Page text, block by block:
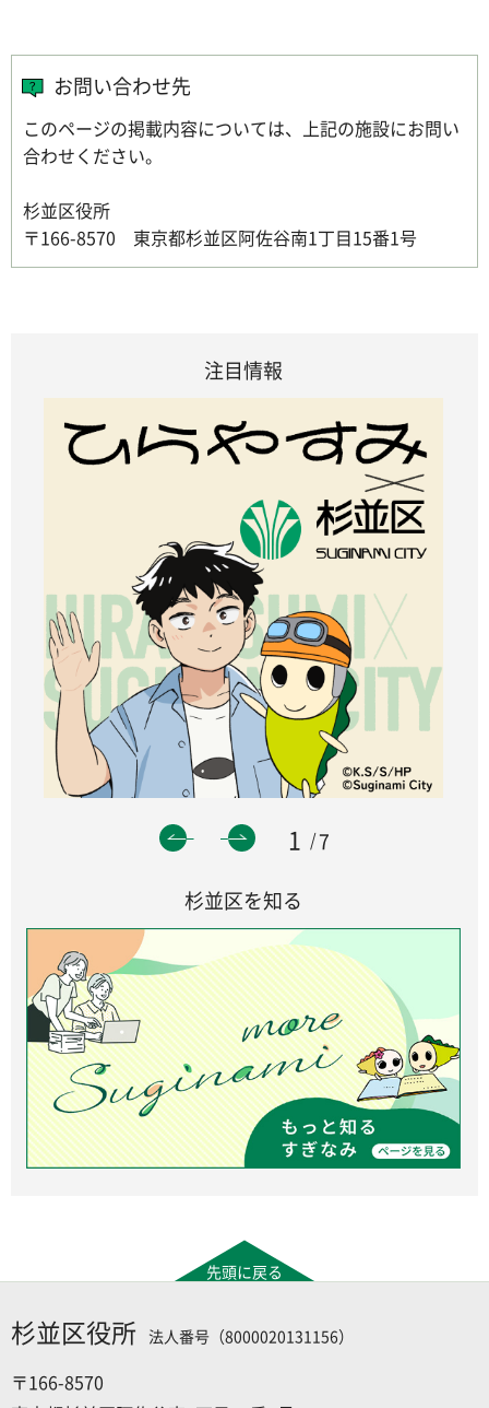
お問い合わせ先
このページの掲載内容については、上記の施設にお問い
合わせください。
杉並区役所
〒166-8570 東京都杉並区阿佐谷南1丁目15番1号
注目情報
1
7
杉並区を知る
先頭に戻る
杉並区役所 法人番号（8000020131156）
〒166-8570